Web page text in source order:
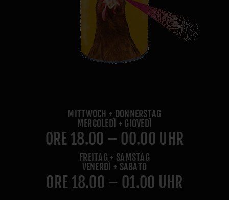
MITTWOCH + DONNERSTAG
MERCOLEDÌ + GIOVEDÌ
ORE 18.00 – 00.00 UHR
FREITAG + SAMSTAG
VENERDÌ + SABATO
ORE 18.00 – 01.00 UHR